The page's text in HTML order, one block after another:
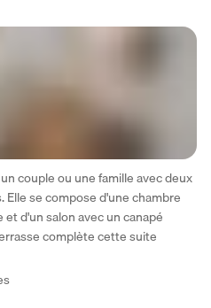
couple ou une famille avec deux
se compose d'une chambre
d'un salon avec un canapé
complète cette suite